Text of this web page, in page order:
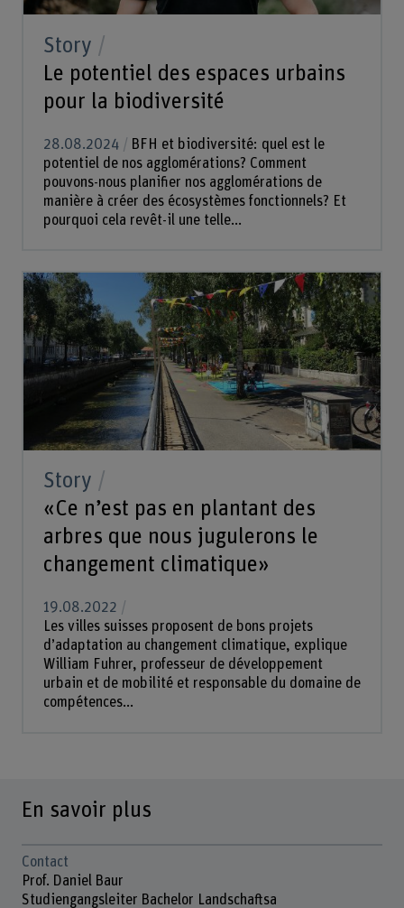
Story
Le potentiel des espaces urbains
pour la biodiversité
28.08.2024
BFH et biodiversité: quel est le
potentiel de nos agglomérations? Comment
pouvons-nous planifier nos agglomérations de
manière à créer des écosystèmes fonctionnels? Et
pourquoi cela revêt-il une telle...
Story
«Ce n’est pas en plantant des
arbres que nous jugulerons le
changement climatique»
19.08.2022
Les villes suisses proposent de bons projets
d’adaptation au changement climatique, explique
William Fuhrer, professeur de développement
urbain et de mobilité et responsable du domaine de
compétences...
En savoir plus
Contact
Prof. Daniel Baur
Studiengangsleiter Bachelor Landschaftsa